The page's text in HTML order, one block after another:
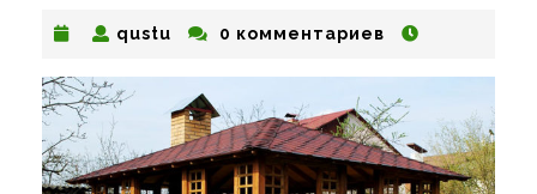
qustu qustu0 комментариев